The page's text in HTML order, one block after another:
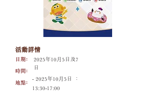
活動詳情
日期﹕
時間﹕
地點﹕
2025年10月5日及7
日
- 2025年10月5日 ：
13:30-17:00